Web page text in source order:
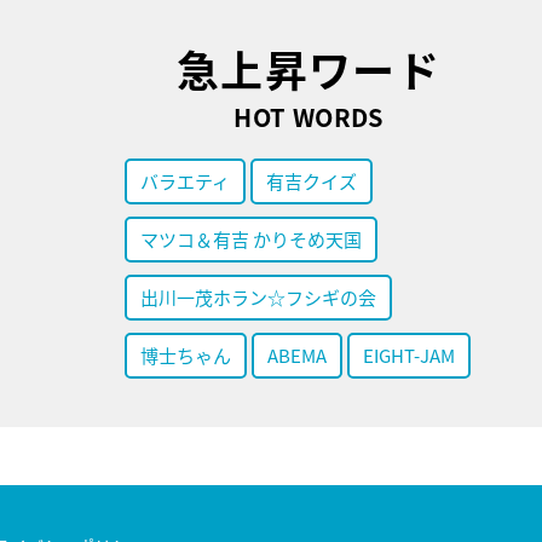
急上昇ワード
HOT WORDS
バラエティ 有吉クイズ
マツコ＆有吉 かりそめ天国
出川一茂ホラン☆フシギの会
博士ちゃん ABEMA EIGHT-JAM